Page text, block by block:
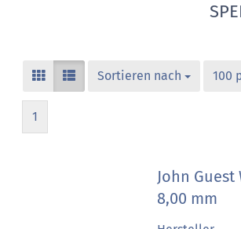
Sortieren nach 100
1
John
8,00 mm